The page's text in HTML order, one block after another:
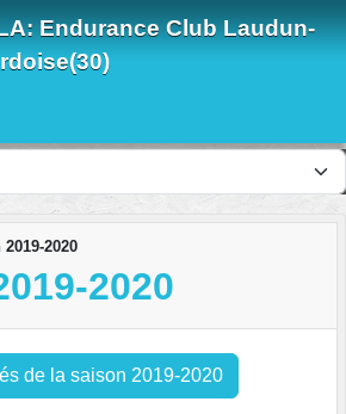
Endurance Club Laudun-
2020
2020
de la saison 2019-2020
cookies